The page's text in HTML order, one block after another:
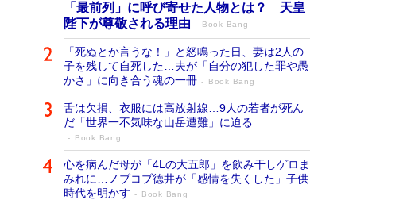
「最前列」に呼び寄せた人物とは？ 天皇
陛下が尊敬される理由
Book Bang
「死ぬとか言うな！」と怒鳴った日、妻は2人の
子を残して自死した…夫が「自分の犯した罪や愚
かさ」に向き合う魂の一冊
Book Bang
舌は欠損、衣服には高放射線…9人の若者が死ん
だ「世界一不気味な山岳遭難」に迫る
Book Bang
心を病んだ母が「4Lの大五郎」を飲み干しゲロま
みれに…ノブコブ徳井が「感情を失くした」子供
時代を明かす
Book Bang